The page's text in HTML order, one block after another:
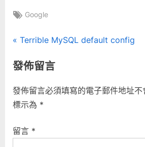
Tags:
Google
文
章
導
覽
P
e
i
o
s
Terrible MySQL default config
發佈留言
發佈留言必須填寫的電子郵件地址不
標示為 *
留言 *